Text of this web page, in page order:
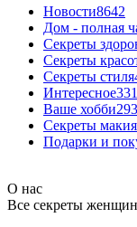
Новости8642
Дом - полная
Cекреты
Секреты
Секреты стиля
Интересное331
Ваше хобби293
Секреты
Подарки и
О нас
Все секреты